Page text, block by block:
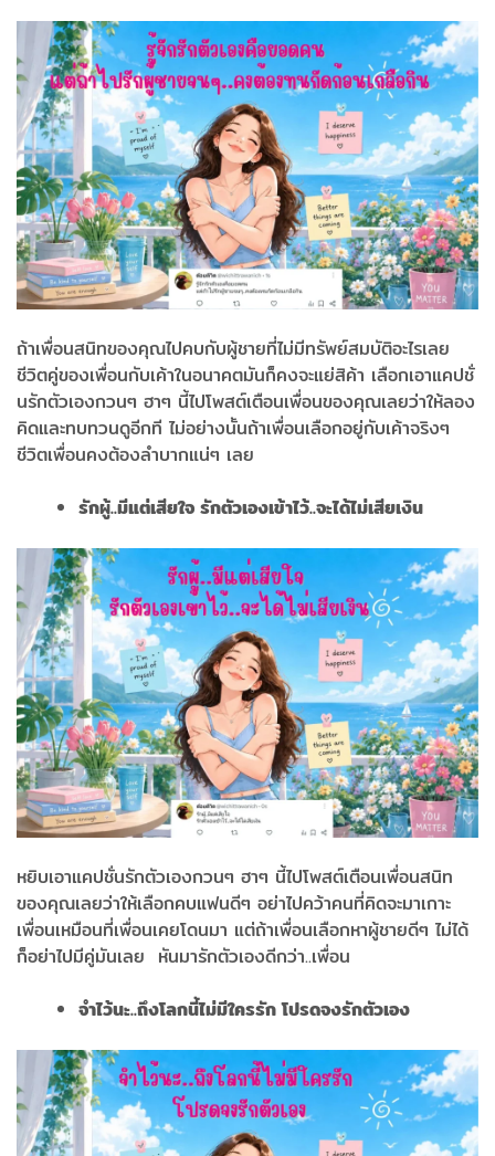
ถ้าเพื่อนสนิทของคุณไปคบกับผู้ชายที่ไม่มีทรัพย์สมบัติอะไรเลย
ชีวิตคู่ของเพื่อนกับเค้าในอนาคตมันก็คงจะแย่สิค้า เลือกเอาแคปชั่
นรักตัวเองกวนๆ ฮาๆ นี้ไปโพสต์เตือนเพื่อนของคุณเลยว่าให้ลอง
คิดและทบทวนดูอีกที ไม่อย่างนั้นถ้าเพื่อนเลือกอยู่กับเค้าจริงๆ
ชีวิตเพื่อนคงต้องลำบากแน่ๆ เลย
รักผู้..มีแต่เสียใจ รักตัวเองเข้าไว้..จะได้ไม่เสียเงิน
หยิบเอาแคปชั่นรักตัวเองกวนๆ ฮาๆ นี้ไปโพสต์เตือนเพื่อนสนิท
ของคุณเลยว่าให้เลือกคบแฟนดีๆ อย่าไปคว้าคนที่คิดจะมาเกาะ
เพื่อนเหมือนที่เพื่อนเคยโดนมา แต่ถ้าเพื่อนเลือกหาผู้ชายดีๆ ไม่ได้
ก็อย่าไปมีคู่มันเลย หันมารักตัวเองดีกว่า..เพื่อน
จำไว้นะ..ถึงโลกนี้ไม่มีใครรัก โปรดจงรักตัวเอง